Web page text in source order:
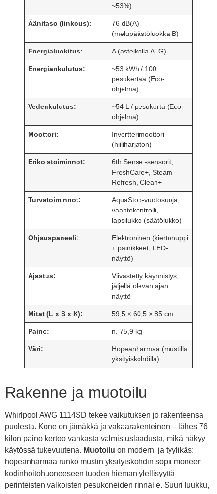
~53%)
Äänitaso (linkous):
76 dB(A)
(melupäästöluokka B)
Energialuokitus: A (asteikolla A–G)
Energiankulutus:
~53 kWh / 100
pesukertaa (Eco-
ohjelma)
Vedenkulutus:
~54 L / pesukerta (Eco-
ohjelma)
Moottori:
Invertterimoottori
(hiiliharjaton)
Erikoistoiminnot:
6th Sense -sensorit,
FreshCare+, Steam
Refresh, Clean+
Turvatoiminnot:
AquaStop-vuotosuoja,
vaahtokontrolli,
lapsilukko (säätölukko)
Ohjauspaneeli:
Elektroninen (kiertonuppi
+ painikkeet, LED-
näyttö)
Ajastus:
Viivästetty käynnistys,
jäljellä olevan ajan
näyttö
Mitat (L x S x K): 59,5 × 60,5 × 85 cm
Paino: n. 75,9 kg
Väri:
Hopeanharmaa (mustilla
yksityiskohdilla)
Rakenne ja muotoilu
Whirlpool AWG 1114SD tekee vaikutuksen jo rakenteensa
puolesta. Kone on jämäkkä ja vakaarakenteinen – lähes 76
kilon paino kertoo vankasta valmistuslaadusta, mikä näkyy
käytössä tukevuutena. Muotoilu on moderni ja tyylikäs:
hopeanharmaa runko mustin yksityiskohdin sopii moneen
kodinhoitohuoneeseen tuoden hieman ylellisyyttä
perinteisten valkoisten pesukoneiden rinnalle. Suuri luukku,